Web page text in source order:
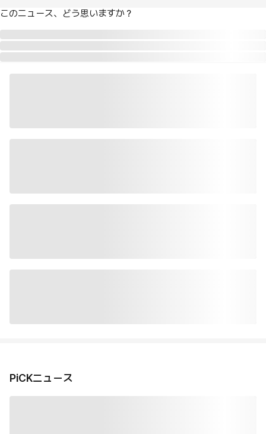
このニュース、どう思いますか？
PiCKニュース